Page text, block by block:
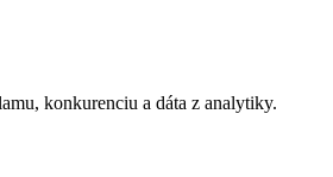
konkurenciu a dáta z analytiky.